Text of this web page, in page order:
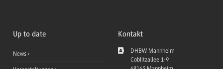
Up to date
News
Kontakt
DHBW Mannheim
Coblitzallee 1-9